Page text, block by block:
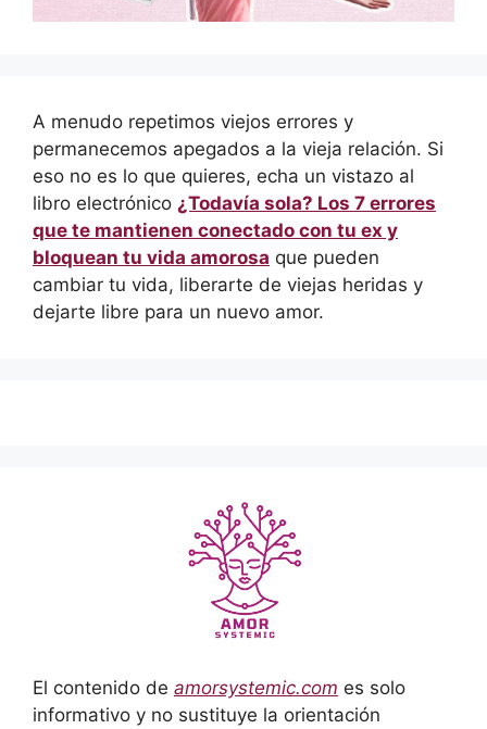
A menudo repetimos viejos errores y
permanecemos apegados a la vieja relación. Si
eso no es lo que quieres, echa un vistazo al
libro electrónico ¿Todavía sola? Los 7 errores
que te mantienen conectado con tu ex y
bloquean tu vida amorosa que pueden
cambiar tu vida, liberarte de viejas heridas y
dejarte libre para un nuevo amor.
El contenido de amorsystemic.com es solo
informativo y no sustituye la orientación